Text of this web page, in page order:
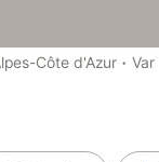
Côte d'Azur · Var